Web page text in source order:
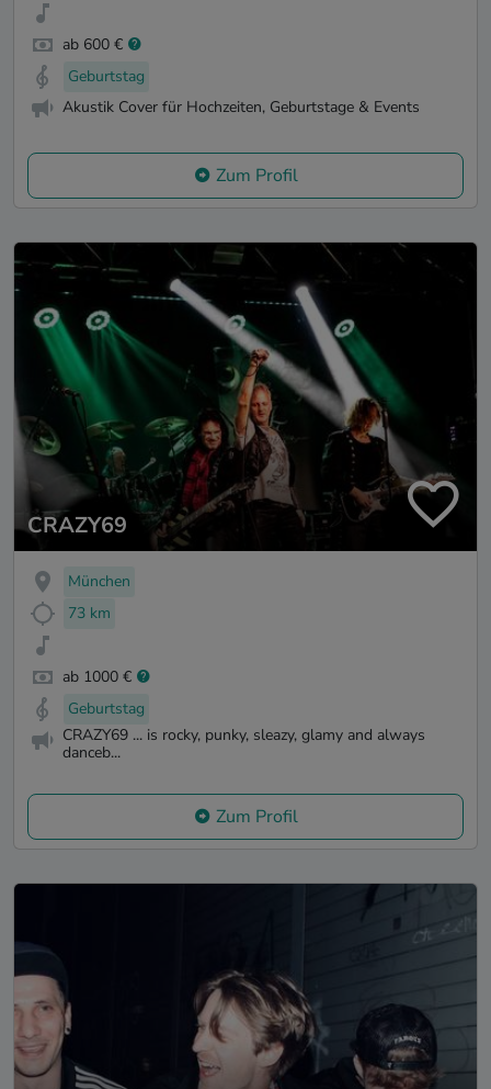
ab 600 €
Geburtstag
Akustik Cover für Hochzeiten, Geburtstage & Events
Zum Profil
CRAZY69
München
73 km
ab 1000 €
Geburtstag
CRAZY69 ... is rocky, punky, sleazy, glamy and always
danceb...
Zum Profil